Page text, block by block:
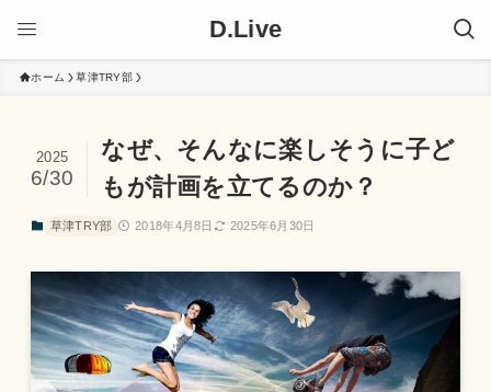
D.Live
ホーム 草津TRY部
なぜ、そんなに楽しそうに子ど
もが計画を立てるのか？
2025
6/30
草津TRY部 2018年4月8日 2025年6月30日